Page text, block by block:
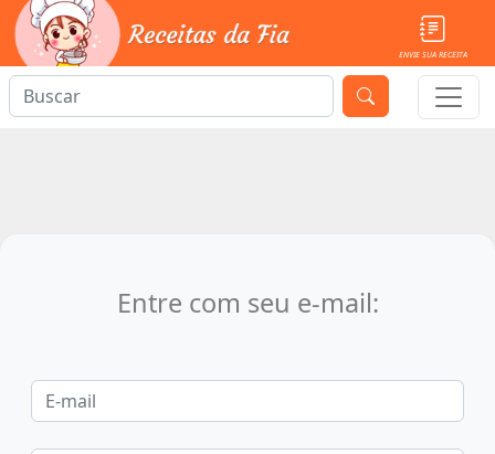
ENVIE SUA RECEITA
Entre com seu e-mail: